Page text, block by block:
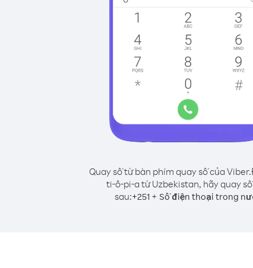
Quay số từ bàn phím quay số của Viber.
ti-ô-pi-a từ Uzbekistan, hãy quay
sau:+251 + Số điện thoại trong